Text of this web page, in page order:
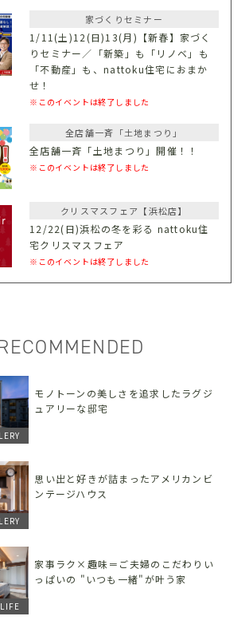
家づくりセミナー
1/11(土)12(日)13(月)【新春】家づく
りセミナー／「新築」も「リノベ」も
「不動産」も、nattoku住宅におまか
せ！
※このイベントは終了しました
全店舗一斉「土地まつり」
全店舗一斉「土地まつり」開催！！
※このイベントは終了しました
クリスマスフェア【浜松店】
12/22(日)浜松の冬を彩る nattoku住
宅クリスマスフェア
※このイベントは終了しました
モノトーンの美しさを追求したラグジ
ュアリーな邸宅
思い出と好きが詰まったアメリカンビ
ンテージハウス
家事ラク×趣味＝ご夫婦のこだわりい
っぱいの "いつも一緒"が叶う家